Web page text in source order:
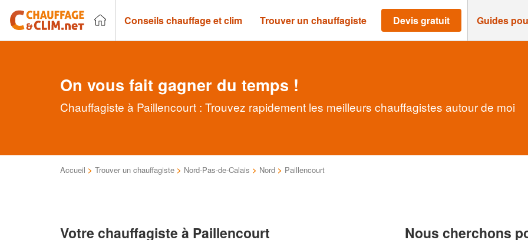
Conseils chauffage et clim Trouver un chauffagiste Devis gratuit Guides
On vous fait gagner du temps !
Chauffagiste à Paillencourt : Trouvez rapidement les meilleurs chauffagistes autour de moi
Accueil > Trouver un chauffagiste > Nord-Pas-de-Calais > Nord > Paillencourt
Votre chauffagiste à Paillencourt Nous cherchons